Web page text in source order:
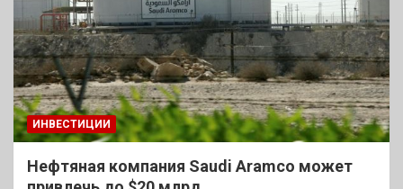
ИНВЕСТИЦИИ
Нефтяная компания Saudi Aramco может